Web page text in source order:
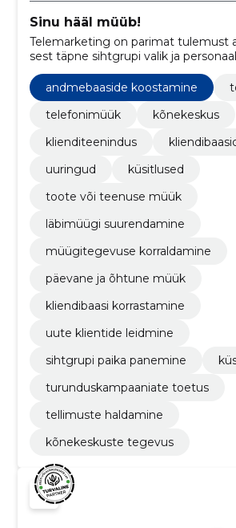
Sinu hääl müüb!
Telemarketing on parimat tulemust
sest täpne sihtgrupi valik ja
on eelduseks tulemuse saavutamisel.
andmebaaside koostamine
telefonimüük
kõnekeskus
klienditeenindus
uuringud
küsitlused
toote või teenuse müük
läbimüügi suurendamine
müügitegevuse korraldamine
päevane ja õhtune müük
kliendibaasi korrastamine
uute klientide leidmine
sihtgrupi paika panemine
turunduskampaaniate toetus
tellimuste haldamine
kõnekeskuste tegevus